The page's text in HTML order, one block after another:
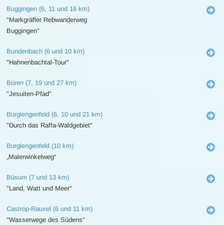
Buggingen (6, 11 und 16 km)
"Markgräfler Rebwanderweg
Buggingen"
Bundenbach (6 und 10 km)
"Hahnenbachtal-Tour"
Büren (7, 19 und 27 km)
"Jesuiten-Pfad"
Burglengenfeld (6, 10 und 21 km)
"Durch das Raffa-Waldgebiet"
Burglengenfeld (10 km)
„Malerwinkelweg“
Büsum (7 und 13 km)
"Land, Watt und Meer"
Castrop-Rauxel (6 und 11 km)
"Wasserwege des Südens"